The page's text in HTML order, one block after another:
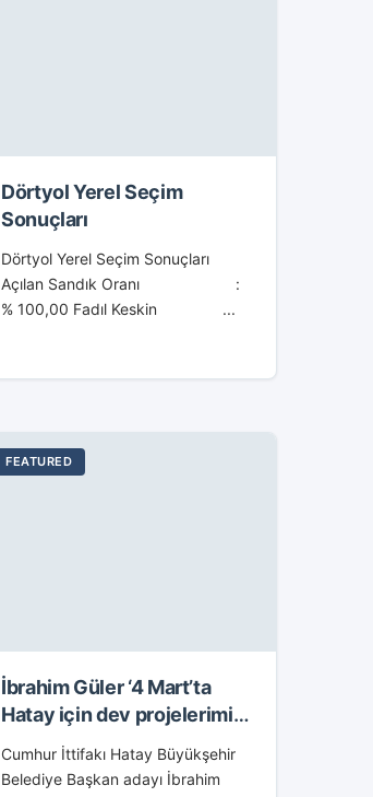
Dörtyol Yerel Seçim
Sonuçları
Dörtyol Yerel Seçim Sonuçları
Açılan Sandık Oranı :
% 100,00 Fadıl Keskin ...
FEATURED
İbrahim Güler ‘4 Mart’ta
Hatay için dev projelerimizi
açıklayacağız’
Cumhur İttifakı Hatay Büyükşehir
Belediye Başkan adayı İbrahim